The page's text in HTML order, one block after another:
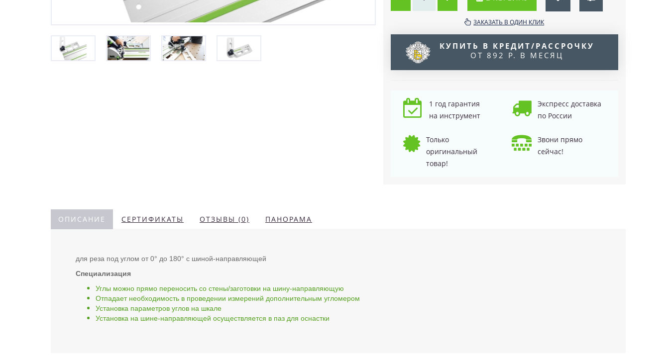
ЗАКАЗАТЬ В ОДИН КЛИК
КУПИТЬ В КРЕДИТ/РАССРОЧКУ
ОТ 892 Р. В МЕСЯЦ
1 год гарантия
на инструмент
Экспресс доставка
по России
Только
оригинальный
товар!
Звони прямо
сейчас!
ОПИСАНИЕ СЕРТИФИКАТЫ ОТЗЫВЫ (0) ПАНОРАМА
для реза под углом от 0° до 180° с шиной-направляющей
Специализация
Углы можно прямо переносить со стены/заготовки на шину-направляющую
Отпадает необходимость в проведении измерений дополнительным угломером
Установка параметров углов на шкале
Установка на шине-направляющей осуществляется в паз для оснастки